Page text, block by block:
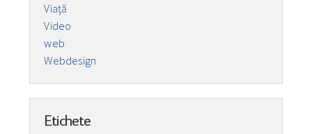
Viaţă
Video
web
Webdesign
Etichete